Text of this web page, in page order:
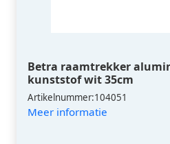
Betra raamtrekker
kunststof wit 35cm
Artikelnummer:104051
Meer informatie